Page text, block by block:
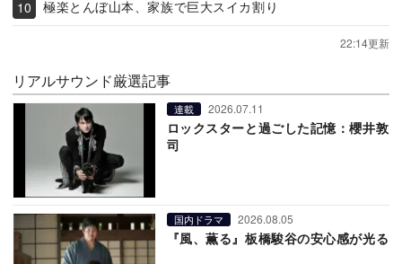
極楽とんぼ山本、家族で巨大スイカ割り
22:14更新
リアルサウンド厳選記事
連載 2026.07.11
ロックスターと過ごした記憶：櫻井敦
司
国内ドラマ 2026.08.05
『風、薫る』板橋駿谷の安心感が光る